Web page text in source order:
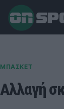
ΜΠΑΣΚΕΤ
Αλλαγή